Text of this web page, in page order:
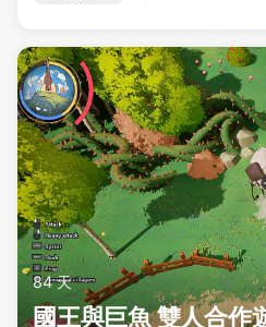
84 天
國王與巨魚 雙人合作